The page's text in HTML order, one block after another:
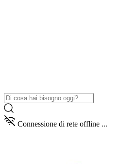
Connessione di rete offline ...